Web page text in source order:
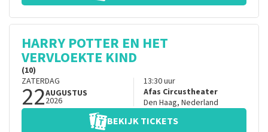
HARRY POTTER EN HET
VERVLOEKTE KIND
(10)
ZATERDAG
22AUGUSTUS
2026
13:30uur
Afas Circustheater
Den Haag, Nederland
BEKIJK TICKETS